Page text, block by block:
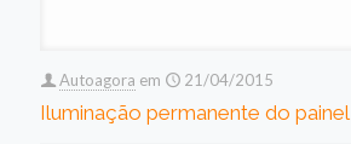
Autoagora em 21/04/2015
Iluminação permanente do painel